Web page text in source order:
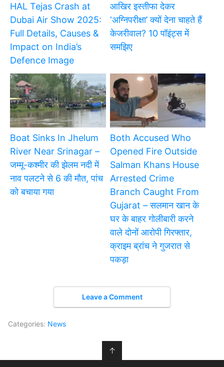
HAL Tejas Crash at
Dubai Air Show 2025:
Full Details, Causes &
Impact on India’s
Defence Image
आखिर इस्तीफा देकर
‘अग्निपरीक्षा’ क्यों देना चाहते हैं
केजरीवाल? 10 पॉइंट्स में
समझिए
Boat Sinks In Jhelum
River Near Srinagar –
जम्मू-कश्मीर की झेलम नदी में
नाव पलटने से 6 की मौत, पांच
को बचाया गया
Both Accused Who
Opened Fire Outside
Salman Khans House
Arrested Crime
Branch Caught From
Gujarat – सलमान खान के
घर के बाहर गोलीबारी करने
वाले दोनों आरोपी गिरफ्तार,
क्राइम ब्रांच ने गुजरात से
पकड़ा
Leave a Comment
Categories: News
↑